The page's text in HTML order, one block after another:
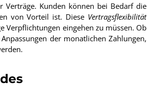
Verträge. Kunden können bei Bedarf die
von Vorteil ist. Diese Vertragsflexibilität
Verpflichtungen eingehen zu müssen. Ob
der monatlichen Zahlungen,